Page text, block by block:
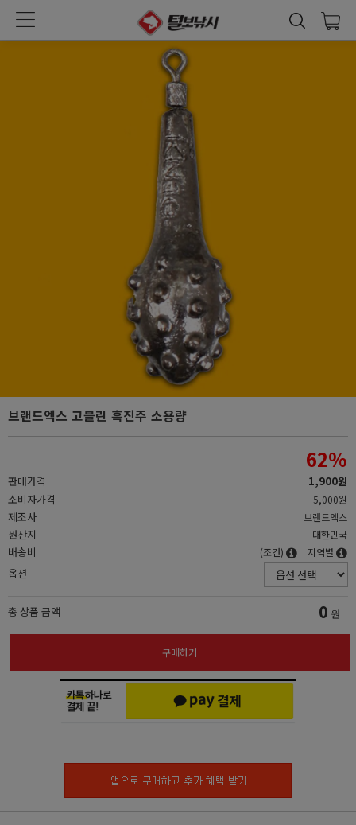
브랜드엑스 고블린 흑진주 소용량
판매가격
62%
1,900원
소비자가격
5,000원
제조사 브랜드엑스
원산지 대한민국
배송비 (조건) 지역별
옵션
총 상품 금액 0 원
구매하기